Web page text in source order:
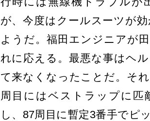
が、今度はクールスーツが
ようだ。福田エンジニアが
れに応える。最悪な事はヘ
て来なくなったことだ。そ
周目にはベストラップに匹
し、87周目に暫定3番手でピ